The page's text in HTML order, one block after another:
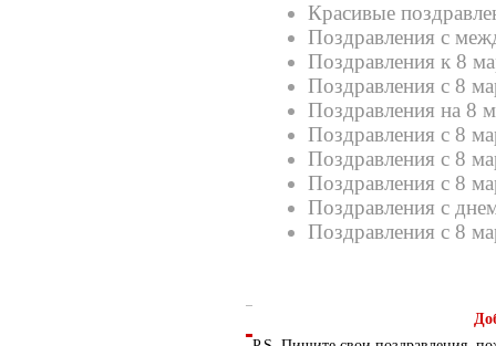
Красивые
Поздравления с
Поздравления к 8
Поздравления с 8
Поздравления на 8
Поздравления с 8
Поздравления с 8
Поздравления с 8
Поздравления с
Поздравления с 8